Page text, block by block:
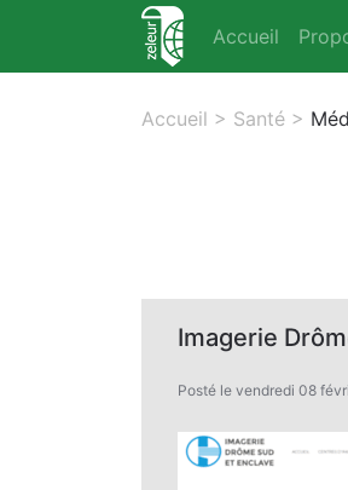
Accueil
Accueil > Santé >
Imagerie
Posté le vendredi 08